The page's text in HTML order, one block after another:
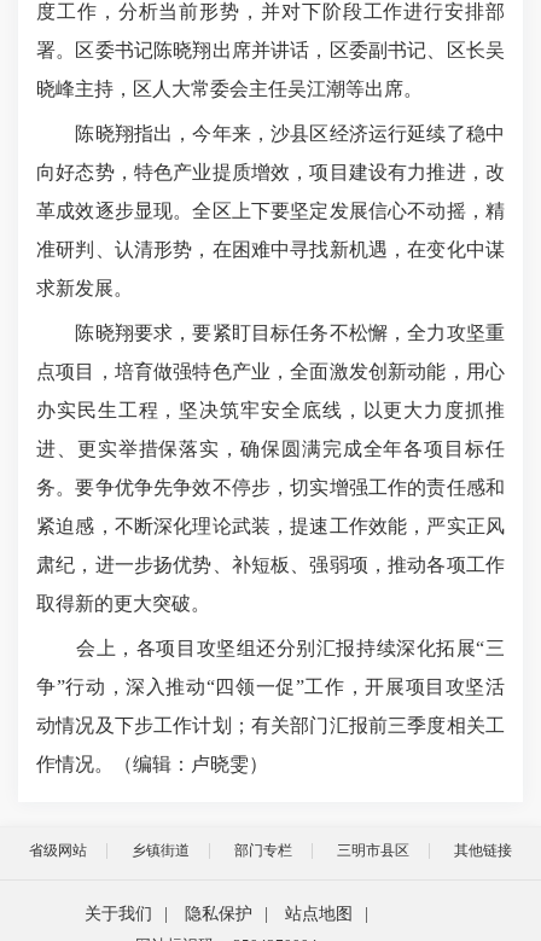
度工作，分析当前形势，并对下阶段工作进行安排部
署。区委书记陈晓翔出席并讲话，区委副书记、区长吴
晓峰主持，区人大常委会主任吴江潮等出席。
陈晓翔指出，今年来，沙县区经济运行延续了稳中
向好态势，特色产业提质增效，项目建设有力推进，改
革成效逐步显现。全区上下要坚定发展信心不动摇，精
准研判、认清形势，在困难中寻找新机遇，在变化中谋
求新发展。
陈晓翔要求，要紧盯目标任务不松懈，全力攻坚重
点项目，培育做强特色产业，全面激发创新动能，用心
办实民生工程，坚决筑牢安全底线，以更大力度抓推
进、更实举措保落实，确保圆满完成全年各项目标任
务。要争优争先争效不停步，切实增强工作的责任感和
紧迫感，不断深化理论武装，提速工作效能，严实正风
肃纪，进一步扬优势、补短板、强弱项，推动各项工作
取得新的更大突破。
会上，各项目攻坚组还分别汇报持续深化拓展“三
争”行动，深入推动“四领一促”工作，开展项目攻坚活
动情况及下步工作计划；有关部门汇报前三季度相关工
作情况。（编辑：卢晓雯）
省级网站 乡镇街道 部门专栏 三明市县区 其他链接
关于我们 隐私保护 站点地图